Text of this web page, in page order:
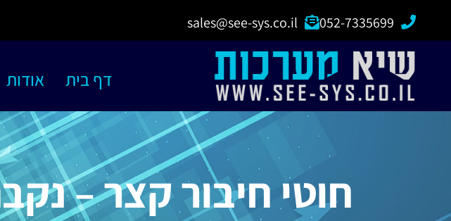
052-7335699
sales@see-sys.co.il
דף בית אודות
חוטי חיבור קצר – נקבה